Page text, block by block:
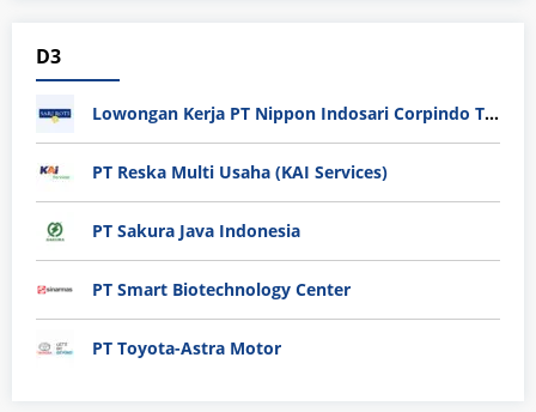
D3
Lowongan Kerja PT Nippon Indosari Corpindo Tbk. Bulan Agustus 2026
PT Reska Multi Usaha (KAI Services)
PT Sakura Java Indonesia
PT Smart Biotechnology Center
PT Toyota-Astra Motor